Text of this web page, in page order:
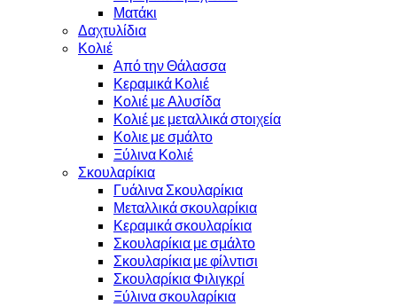
Ματάκι
Δαχτυλίδια
Κολιέ
Από την Θάλασσα
Κεραμικά Κολιέ
Κολιέ με Αλυσίδα
Κολιέ με μεταλλικά στοιχεία
Κολιε με σμάλτο
Ξύλινα Κολιέ
Σκουλαρίκια
Γυάλινα Σκουλαρίκια
Μεταλλικά σκουλαρίκια
Κεραμικά σκουλαρίκια
Σκουλαρίκια με σμάλτο
Σκουλαρίκια με φίλντισι
Σκουλαρίκια Φιλιγκρί
Ξύλινα σκουλαρίκια